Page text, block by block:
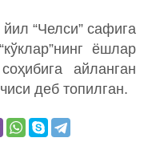
“Челси” сафига
ёшлар
айланган
деб топилган.